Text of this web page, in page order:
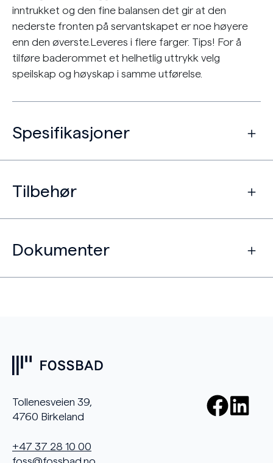
inntrukket og den fine balansen det gir at den
nederste fronten på servantskapet er noe høyere
enn den øverste.Leveres i flere farger. Tips! For å
tilføre baderommet et helhetlig uttrykk velg
speilskap og høyskap i samme utførelse.
Spesifikasjoner
Tilbehør
Dokumenter
Tollenesveien 39,
4760 Birkeland
+47 37 28 10 00